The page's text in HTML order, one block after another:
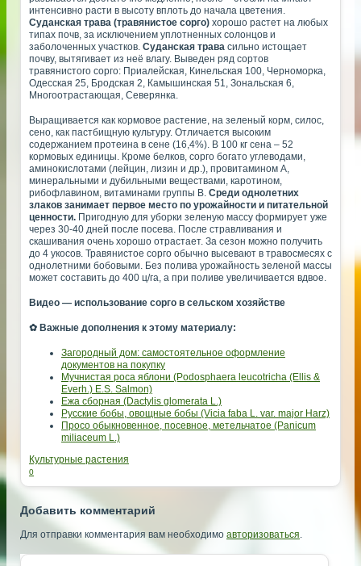
интенсивно расти в высоту вплоть до начала цветения.
Суданская трава (травянистое сорго) хорошо растет на любых
типах почв, за исключением уплотненных солонцов и
заболоченных участков. Суданская трава сильно истощает
почву, вытягивает из неё влагу. Выведен ряд сортов
травянистого сорго: Приалейская, Кинельская 100, Черноморка,
Одесская 25, Бродская 2, Камышинская 51, Зональская 6,
Многоотрастающая, Северянка.
Выращивается как кормовое растение, на зеленый корм, силос,
сено, как пастбищную культуру. Отличается высоким
содержанием протеина в сене (16,4%). В 100 кг сена – 52
кормовых единицы. Кроме белков, сорго богато углеводами,
аминокислотами (лейцин, лизин и др.), провитамином А,
минеральными и дубильными веществами, каротином,
рибофлавином, витаминами группы В. Среди однолетних
злаков занимает первое место по урожайности и питательной
ценности. Пригодную для уборки зеленую массу формирует уже
через 30-40 дней после посева. После стравливания и
скашивания очень хорошо отрастает. За сезон можно получить
до 4 укосов. Травянистое сорго обычно высевают в травосмесях с
однолетними бобовыми. Без полива урожайность зеленой массы
может составить до 400 ц/га, а при поливе увеличивается вдвое.
Видео — использование сорго в сельском хозяйстве
✿ Важные дополнения к этому материалу:
Загородный дом: самостоятельное оформление
документов на покупку
Мучнистая роса яблони (Podosphaera leucotricha (Ellis &
Everh.) E.S. Salmon)
Ежа сборная (Dactylis glomerata L.)
Русские бобы, овощные бобы (Vicia faba L. var. major Harz)
Просо обыкновенное, посевное, метельчатое (Panicum
miliaceum L.)
Культурные растения
0
Добавить комментарий
Для отправки комментария вам необходимо авторизоваться.